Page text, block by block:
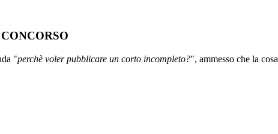
"perchè voler pubblicare un corto incompleto?", ammesso che la